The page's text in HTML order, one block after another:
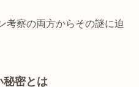
考察の両方からその謎に迫
秘密とは